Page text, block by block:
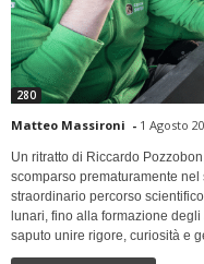
280
Matteo Massironi - 1 Agosto
Un ritratto di Riccardo
scomparso prematuramente
straordinario percorso
lunari, fino alla formazione
saputo unire rigore, curiosità e